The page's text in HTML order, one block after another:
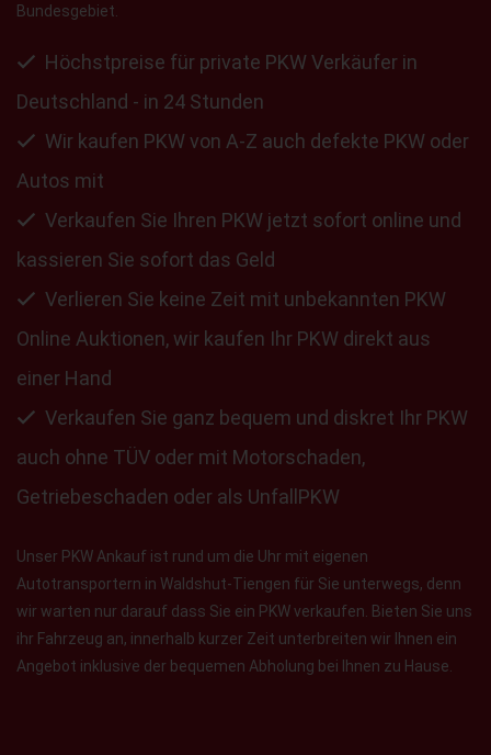
Bundesgebiet.
Höchstpreise für private PKW Verkäufer in
Deutschland - in 24 Stunden
Wir kaufen PKW von A-Z auch defekte PKW oder
Autos mit
Verkaufen Sie Ihren PKW jetzt sofort online und
kassieren Sie sofort das Geld
Verlieren Sie keine Zeit mit unbekannten PKW
Online Auktionen, wir kaufen Ihr PKW direkt aus
einer Hand
Verkaufen Sie ganz bequem und diskret Ihr PKW
auch ohne TÜV oder mit Motorschaden,
Getriebeschaden oder als UnfallPKW
Unser PKW Ankauf ist rund um die Uhr mit eigenen
Autotransportern in Waldshut-Tiengen für Sie unterwegs, denn
wir warten nur darauf dass Sie ein PKW verkaufen. Bieten Sie uns
ihr Fahrzeug an, innerhalb kurzer Zeit unterbreiten wir Ihnen ein
Angebot inklusive der bequemen Abholung bei Ihnen zu Hause.